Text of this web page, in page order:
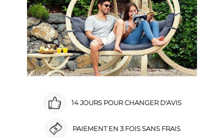
14 JOURS POUR CHANGER D'AVIS
PAIEMENT EN 3 FOIS SANS FRAIS